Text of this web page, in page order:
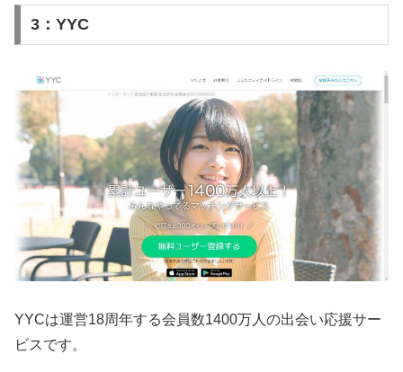
3：YYC
YYCは運営18周年する会員数1400万人の出会い応援サー
ビスです。